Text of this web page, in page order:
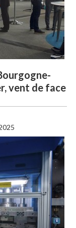
vent de face